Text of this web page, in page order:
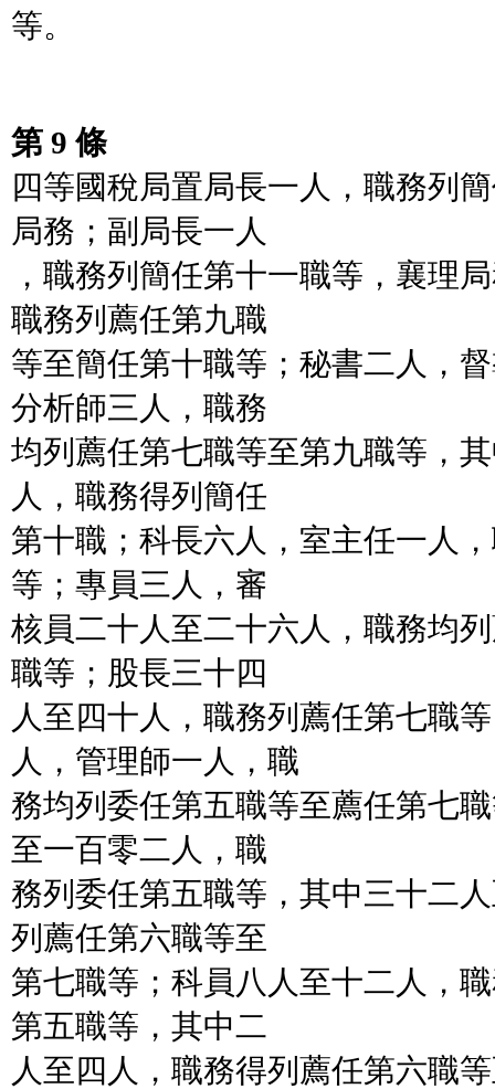
等。
第 9 條
四等國稅局置局長一人，職務列
局務；副局長一人
，職務列簡任第十一職等，襄理
職務列薦任第九職
等至簡任第十職等；秘書二人，
分析師三人，職務
均列薦任第七職等至第九職等，
人，職務得列簡任
第十職；科長六人，室主任一人
等；專員三人，審
核員二十人至二十六人，職務均
職等；股長三十四
人至四十人，職務列薦任第七職
人，管理師一人，職
務均列委任第五職等至薦任第七
至一百零二人，職
務列委任第五職等，其中三十二
列薦任第六職等至
第七職等；科員八人至十二人，
第五職等，其中二
人至四人，職務得列薦任第六職